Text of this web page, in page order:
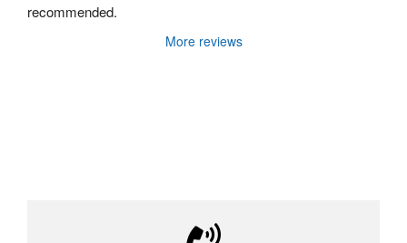
recommended.
More reviews